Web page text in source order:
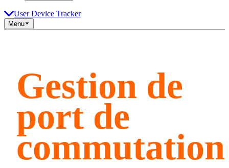
User Device Tracker
Menu
Gestion de
port de
commutation